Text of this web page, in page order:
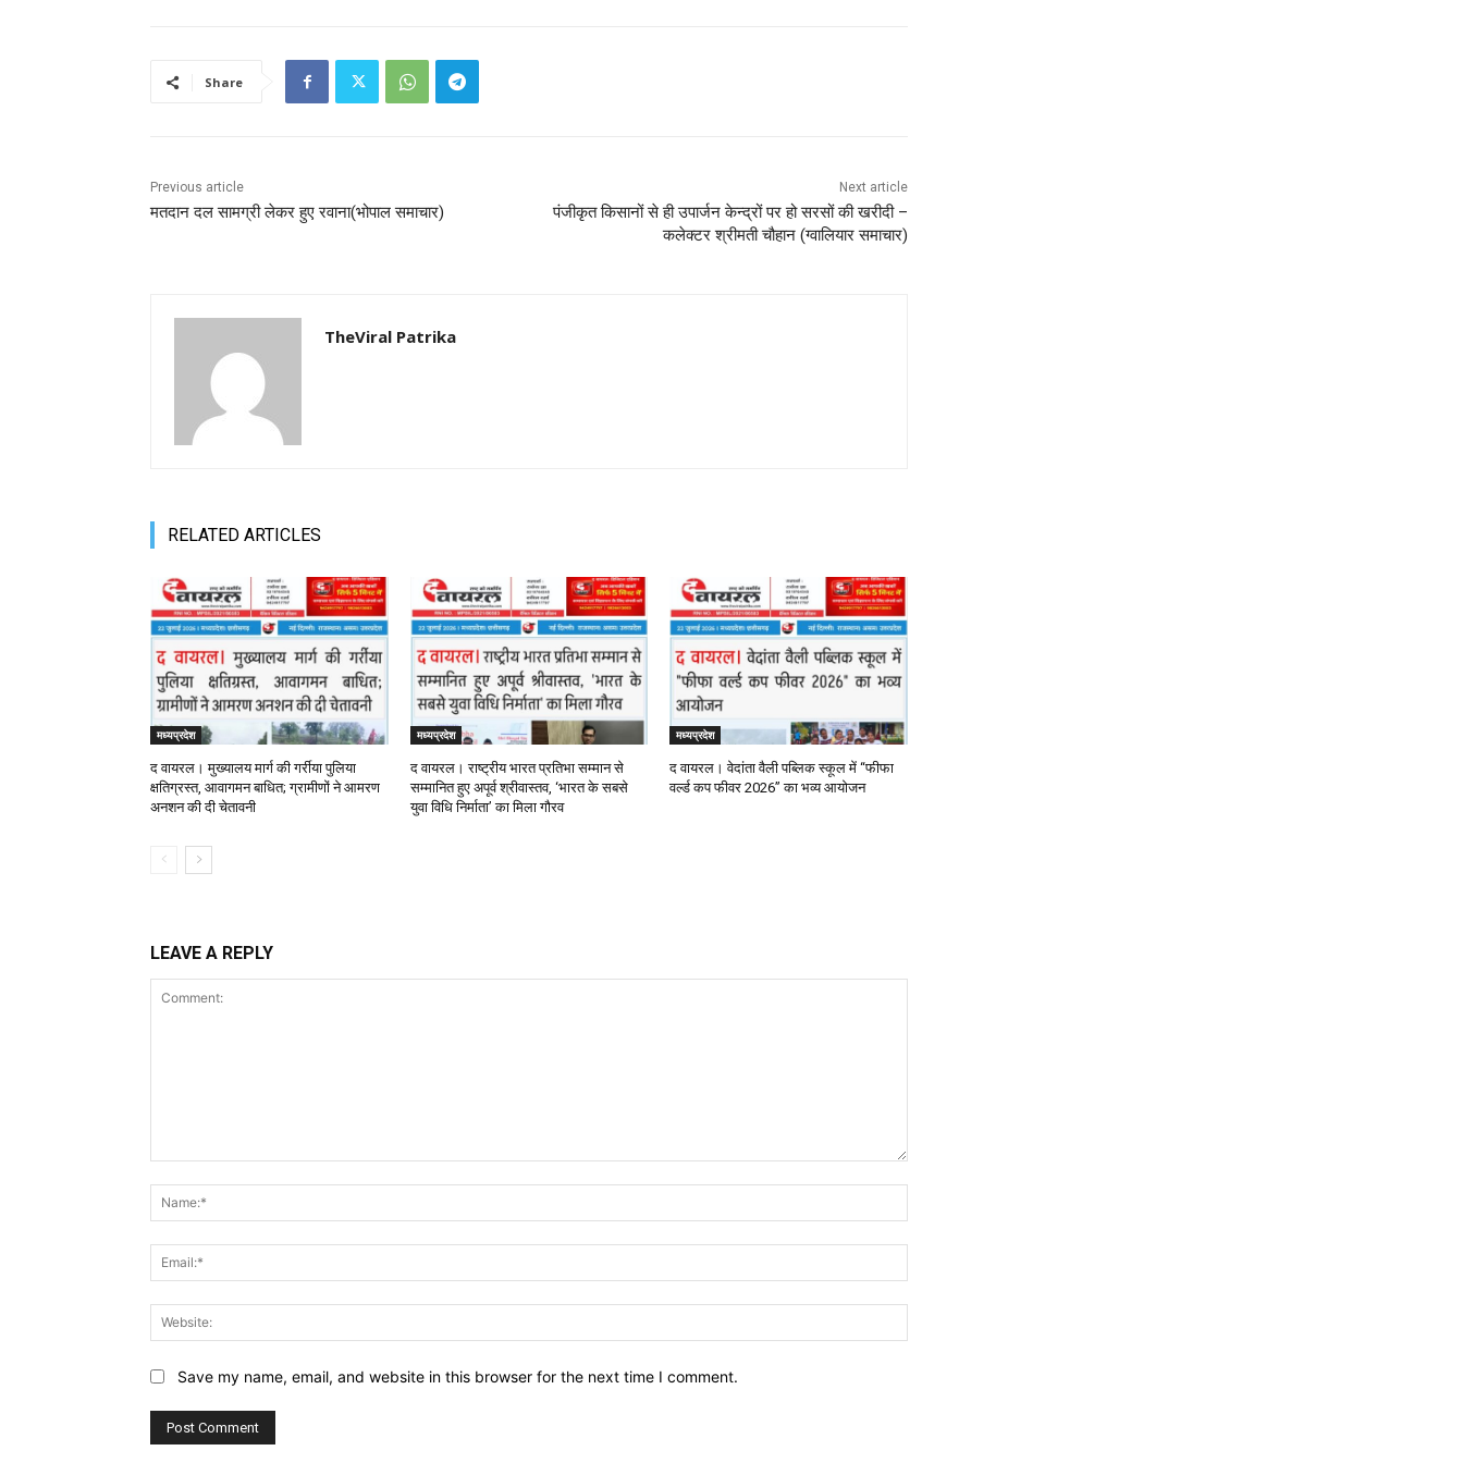
Share
Previous article
मतदान दल सामग्री लेकर हुए रवाना(भोपाल समाचार)
Next article
पंजीकृत किसानों से ही उपार्जन केन्द्रों पर हो सरसों की खरीदी –
कलेक्टर श्रीमती चौहान (ग्‍वालियार समाचार)
TheViral Patrika
RELATED ARTICLES
मध्यप्रदेश
द वायरल। मुख्यालय मार्ग की गर्रीया पुलिया
क्षतिग्रस्त, आवागमन बाधित; ग्रामीणों ने आमरण
अनशन की दी चेतावनी
मध्यप्रदेश
द वायरल। राष्ट्रीय भारत प्रतिभा सम्मान से
सम्मानित हुए अपूर्व श्रीवास्तव, ‘भारत के सबसे
युवा विधि निर्माता’ का मिला गौरव
मध्यप्रदेश
द वायरल। वेदांता वैली पब्लिक स्कूल में “फीफा
वर्ल्ड कप फीवर 2026” का भव्य आयोजन
LEAVE A REPLY
Save my name, email, and website in this browser for the next time I comment.